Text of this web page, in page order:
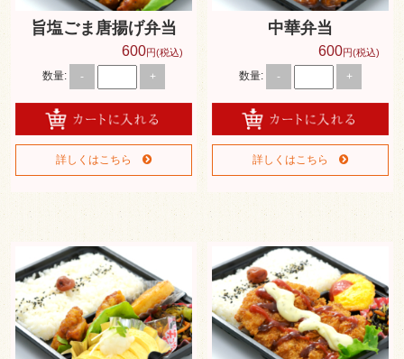
旨塩ごま唐揚げ弁当
600円(税込)
数量: - +
詳しくはこちら
中華弁当
600円(税込)
数量: - +
詳しくはこちら